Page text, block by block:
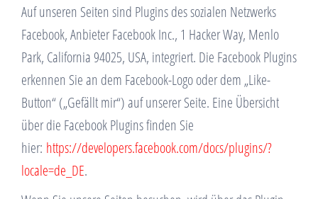
Auf unseren Seiten sind Plugins des sozialen Netzwerks
Facebook, Anbieter Facebook Inc., 1 Hacker Way, Menlo
Park, California 94025, USA, integriert. Die Facebook Plugins
erkennen Sie an dem Facebook-Logo oder dem „Like-
Button“ („Gefällt mir“) auf unserer Seite. Eine Übersicht
über die Facebook Plugins finden Sie
hier: https://developers.facebook.com/docs/plugins/?
locale=de_DE.